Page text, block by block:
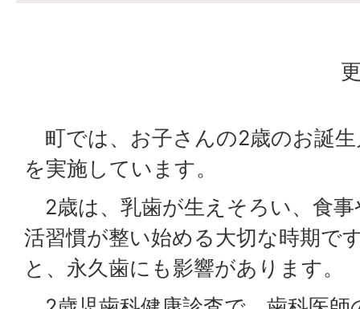
町では、お子さんの2歳のお誕
を実施しています。
2歳は、乳歯が生えそろい、食
活習慣が整い始める大切な時期で
と、永久歯にも影響があります